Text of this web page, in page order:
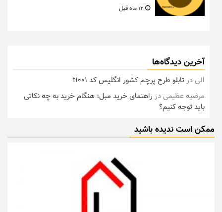
آخرین دیدگاه‌ها
الیدرتابلو طرح پرچم کشور انگلیس کد t1001
مرضیه عظیمیدر راهنمای خرید مبل؛ هنگام خرید به چه نکاتی
باید توجه کنیم؟
ممکن است ندیده باشید